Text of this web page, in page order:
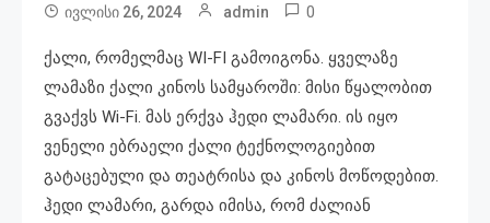
ივლისი 26, 2024 admin 0
ქალი, რომელმაც WI-FI გამოიგონა. ყველაზე
ლამაზი ქალი კინოს სამყაროში: მისი წყალობით
გვაქვს Wi-Fi. მას ერქვა ჰედი ლამარი. ის იყო
ვენელი ებრაელი ქალი ტექნოლოგიებით
გატაცებული და თეატრისა და კინოს მოწოდებით.
ჰედი ლამარი, გარდა იმისა, რომ ძალიან